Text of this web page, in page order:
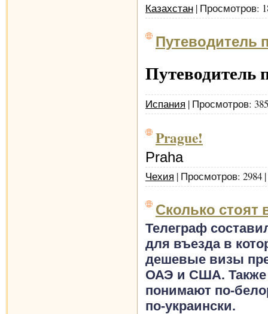
Казахстан | Просмотров:
Путеводитель
Путеводитель
Испания | Просмотров:
Prague!
Praha
Чехия | Просмотров:
Сколько
Телеграф
для въезда в
дешевые визы
ОАЭ и США. Также
понимают по-
по-украински.